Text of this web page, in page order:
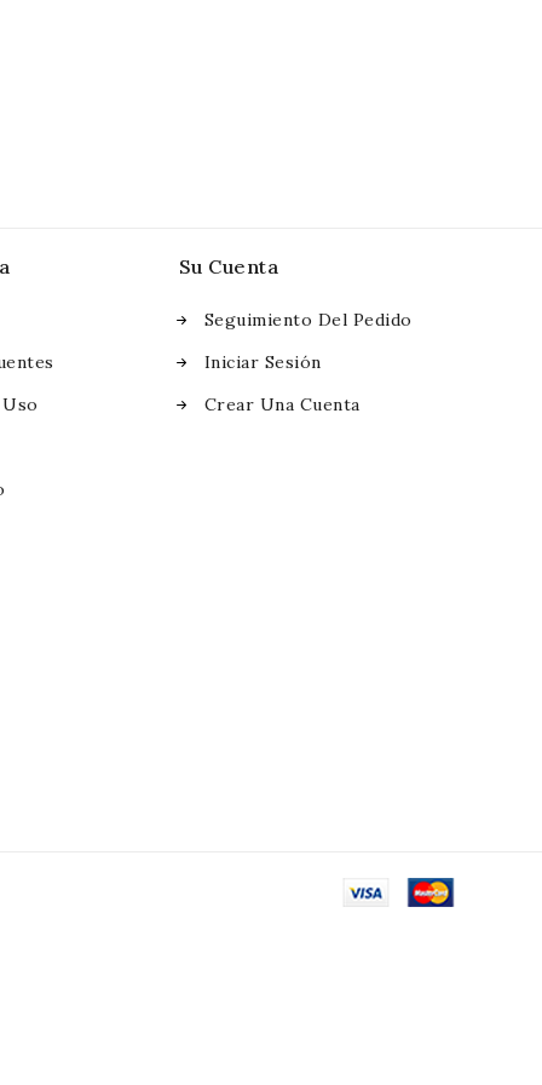
Su Cuenta
Seguimiento Del Pedido
Iniciar Sesión
Crear Una Cuenta